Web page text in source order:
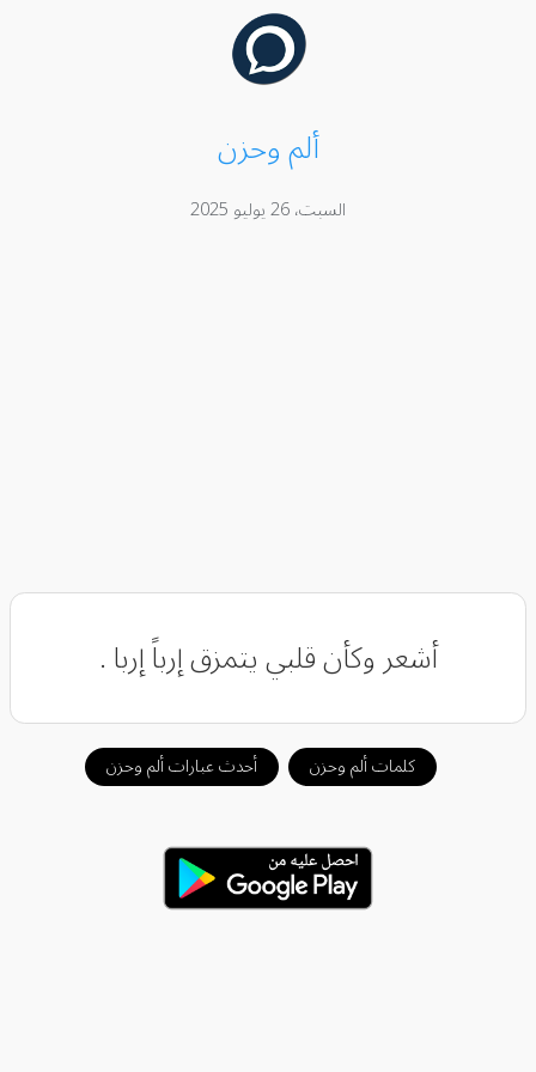
ألم وحزن
السبت، 26 يوليو 2025
أشعر وكأن قلبي يتمزق إرباً إربا .
كلمات ألم وحزن أحدث عبارات ألم وحزن